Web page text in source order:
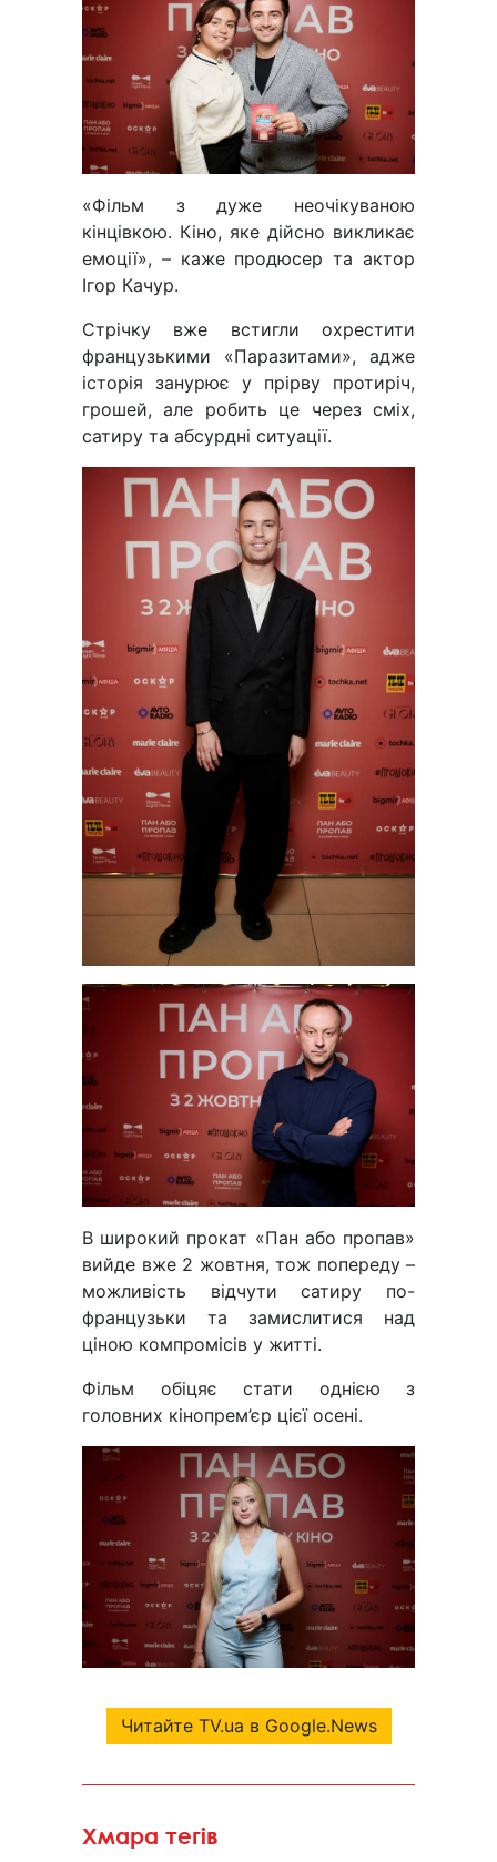
«Фільм з дуже неочікуваною
кінцівкою. Кіно, яке дійсно викликає
емоції», – каже продюсер та актор
Ігор Качур.
Стрічку вже встигли охрестити
французькими «Паразитами», адже
історія занурює у прірву протиріч,
грошей, але робить це через сміх,
сатиру та абсурдні ситуації.
В широкий прокат «Пан або пропав»
вийде вже 2 жовтня, тож попереду –
можливість відчути сатиру по-
французьки та замислитися над
ціною компромісів у житті.
Фільм обіцяє стати однією з
головних кінопрем’єр цієї осені.
Читайте TV.ua в Google.News
Хмара тегів